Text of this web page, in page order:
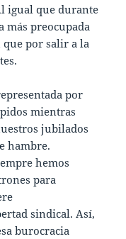
igual que durante
más preocupada
que por salir a la
por
mientras
jubilados
hambre.
hemos
para
sindical. Así,
burocracia